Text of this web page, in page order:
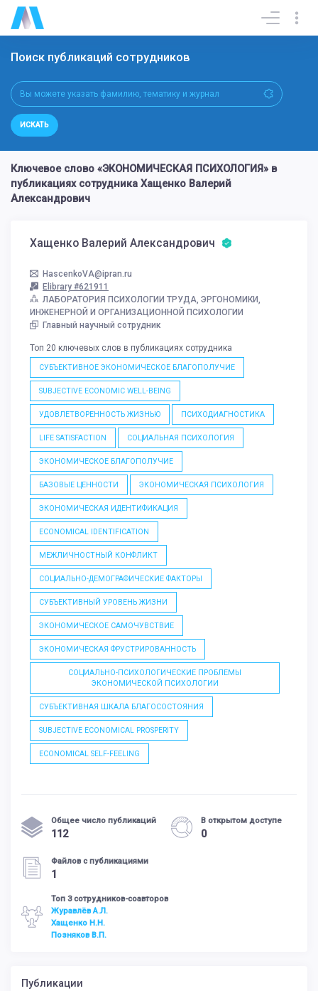
Поиск публикаций сотрудников
ИСКАТЬ
Ключевое слово «ЭКОНОМИЧЕСКАЯ ПСИХОЛОГИЯ» в
публикациях сотрудника Хащенко Валерий
Александрович
Хащенко Валерий Александрович
HascenkoVA@ipran.ru
Elibrary #621911
ЛАБОРАТОРИЯ ПСИХОЛОГИИ ТРУДА, ЭРГОНОМИКИ,
ИНЖЕНЕРНОЙ И ОРГАНИЗАЦИОННОЙ ПСИХОЛОГИИ
Главный научный сотрудник
Топ 20 ключевых слов в публикациях сотрудника
СУБЪЕКТИВНОЕ ЭКОНОМИЧЕСКОЕ БЛАГОПОЛУЧИЕ
SUBJECTIVE ECONOMIC WELL-BEING
УДОВЛЕТВОРЕННОСТЬ ЖИЗНЬЮ ПСИХОДИАГНОСТИКА
LIFE SATISFACTION СОЦИАЛЬНАЯ ПСИХОЛОГИЯ
ЭКОНОМИЧЕСКОЕ БЛАГОПОЛУЧИЕ
БАЗОВЫЕ ЦЕННОСТИ ЭКОНОМИЧЕСКАЯ ПСИХОЛОГИЯ
ЭКОНОМИЧЕСКАЯ ИДЕНТИФИКАЦИЯ
ECONOMICAL IDENTIFICATION
МЕЖЛИЧНОСТНЫЙ КОНФЛИКТ
СОЦИАЛЬНО-ДЕМОГРАФИЧЕСКИЕ ФАКТОРЫ
СУБЪЕКТИВНЫЙ УРОВЕНЬ ЖИЗНИ
ЭКОНОМИЧЕСКОЕ САМОЧУВСТВИЕ
ЭКОНОМИЧЕСКАЯ ФРУСТРИРОВАННОСТЬ
СОЦИАЛЬНО-ПСИХОЛОГИЧЕСКИЕ ПРОБЛЕМЫ
ЭКОНОМИЧЕСКОЙ ПСИХОЛОГИИ
СУБЪЕКТИВНАЯ ШКАЛА БЛАГОСОСТОЯНИЯ
SUBJECTIVE ECONOMICAL PROSPERITY
ECONOMICAL SELF-FEELING
Общее число публикаций
112
В открытом доступе
0
Файлов с публикациями
1
Топ 3 сотрудников-соавторов
Журавлёв А.Л.
Хащенко Н.Н.
Позняков В.П.
Публикации